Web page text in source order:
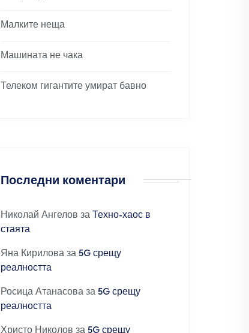
Малките неща
Машината не чака
Телеком гигантите умират бавно
Последни коментари
Николай Ангелов за Техно-хаос в
стаята
Яна Кирилова за 5G срещу
реалността
Росица Атанасова за 5G срещу
реалността
Христо Николов за 5G срещу